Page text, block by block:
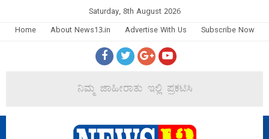
Saturday, 8th August 2026
Home
About News13.in Advertise With Us Subscribe Now